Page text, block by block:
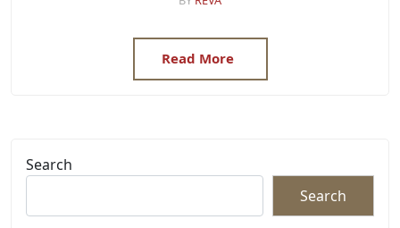
Read More
Search
Search